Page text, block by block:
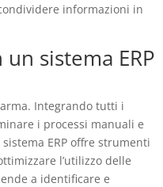
informazioni in
sistema ERP
Integrando tutti i
i processi manuali e
ERP offre strumenti
l’utilizzo delle
a identificare e